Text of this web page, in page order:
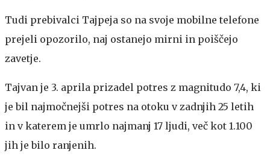
Tudi prebivalci Tajpeja so na svoje mobilne telefone
prejeli opozorilo, naj ostanejo mirni in poiščejo
zavetje.
Tajvan je 3. aprila prizadel potres z magnitudo 7,4, ki
je bil najmočnejši potres na otoku v zadnjih 25 letih
in v katerem je umrlo najmanj 17 ljudi, več kot 1.100
jih je bilo ranjenih.